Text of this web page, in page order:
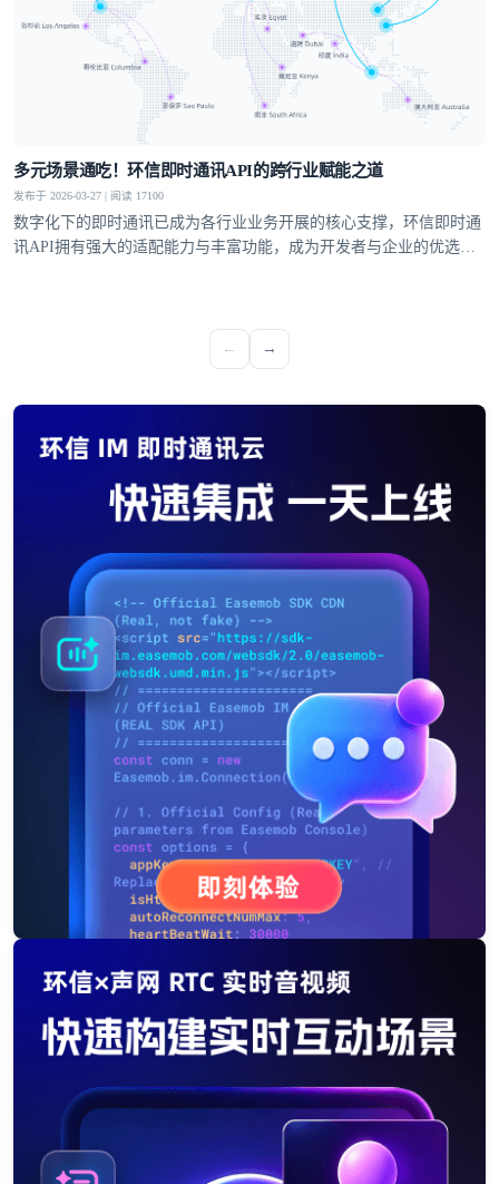
多元场景通吃！环信即时通讯API的跨行业赋能之道
发布于 2026-03-27 | 阅读 17100
数字化下的即时通讯已成为各行业业务开展的核心支撑，环信即时通
讯API拥有强大的适配能力与丰富功能，成为开发者与企业的优选方
←
→